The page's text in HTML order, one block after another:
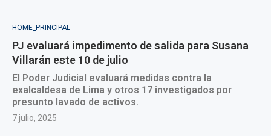
HOME_PRINCIPAL
PJ evaluará impedimento de salida para Susana
Villarán este 10 de julio
El Poder Judicial evaluará medidas contra la
exalcaldesa de Lima y otros 17 investigados por
presunto lavado de activos.
7 julio, 2025